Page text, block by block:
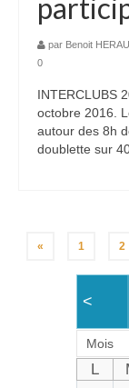
par Benoit
0
INTERCLUBS
octobre 2016.
autour des 8h
doublette sur
« 1 2
<
Mois
L